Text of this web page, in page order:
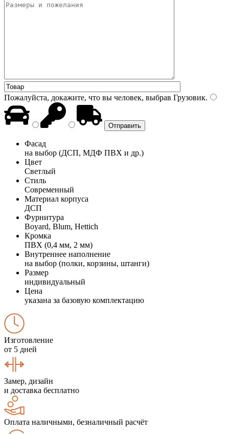
Пожалуйста, докажите, что вы человек, выбрав Грузовик.
Фасад
на выбор (ДСП, МДФ ПВХ и др.)
Цвет
Светлый
Стиль
Современный
Материал корпуса
ДСП
Фурнитура
Boyard, Blum, Hettich
Кромка
ПВХ (0,4 мм, 2 мм)
Внутреннее наполнение
на выбор (полки, корзины, штанги)
Размер
индивидуальный
Цена
указана за базовую комплектацию
Изготовление
от 5 дней
Замер, дизайн
и доставка бесплатно
Оплата наличными, безналичный расчёт